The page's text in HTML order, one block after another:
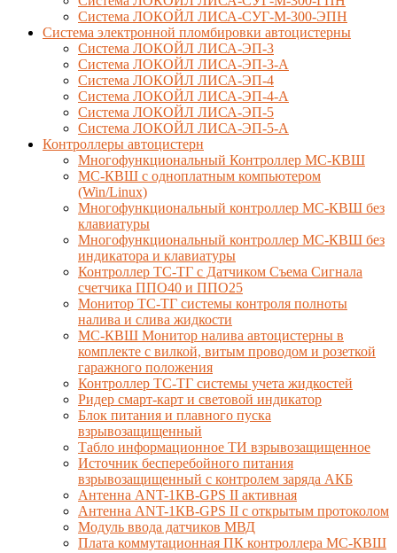
Система ЛОКОЙЛ ЛИСА-СУГ-М-300-ЭПН
Система электронной пломбировки автоцистерны
Система ЛОКОЙЛ ЛИСА-ЭП-3
Система ЛОКОЙЛ ЛИСА-ЭП-3-А
Система ЛОКОЙЛ ЛИСА-ЭП-4
Система ЛОКОЙЛ ЛИСА-ЭП-4-А
Система ЛОКОЙЛ ЛИСА-ЭП-5
Система ЛОКОЙЛ ЛИСА-ЭП-5-А
Контроллеры автоцистерн
Многофункциональный Контроллер МС-КВШ
МС-КВШ с одноплатным компьютером
(Win/Linux)
Многофункциональный контроллер МС-КВШ без
клавиатуры
Многофункциональный контроллер МС-КВШ без
индикатора и клавиатуры
Контроллер ТС-ТГ с Датчиком Съема Сигнала
счетчика ППО40 и ППО25
Монитор ТС-ТГ системы контроля полноты
налива и слива жидкости
МС-КВШ Монитор налива автоцистерны в
комплекте с вилкой, витым проводом и розеткой
гаражного положения
Контроллер ТС-ТГ системы учета жидкостей
Ридер смарт-карт и световой индикатор
Блок питания и плавного пуска
взрывозащищенный
Табло информационное ТИ взрывозащищенное
Источник бесперебойного питания
взрывозащищенный с контролем заряда АКБ
Антенна ANT-1КВ-GPS II активная
Антенна ANT-1КВ-GPS II с открытым протоколом
Модуль ввода датчиков МВД
Плата коммутационная ПК контроллера МС-КВШ